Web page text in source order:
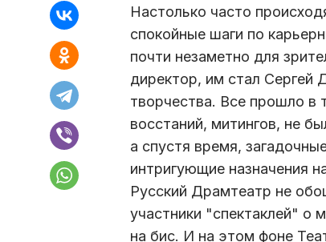
Настолько часто
спокойные шаги по
почти незаметно для
директор, им стал Сергей
творчества. Все прошло в
восстаний, митингов, не
а спустя время,
интригующие назначения
Русский Драмтеатр не
участники "спектаклей" о
на бис. И на этом фоне